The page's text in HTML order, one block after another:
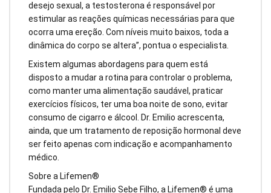
desejo sexual, a testosterona é responsável por
estimular as reações químicas necessárias para que
ocorra uma ereção. Com níveis muito baixos, toda a
dinâmica do corpo se altera”, pontua o especialista.
Existem algumas abordagens para quem está
disposto a mudar a rotina para controlar o problema,
como manter uma alimentação saudável, praticar
exercícios físicos, ter uma boa noite de sono, evitar
consumo de cigarro e álcool. Dr. Emilio acrescenta,
ainda, que um tratamento de reposição hormonal deve
ser feito apenas com indicação e acompanhamento
médico.
Sobre a Lifemen®
Fundada pelo Dr. Emilio Sebe Filho, a Lifemen® é uma